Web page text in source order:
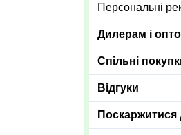
Персональні
Дилерам і
Спільні
Відгуки
Поскаржитися